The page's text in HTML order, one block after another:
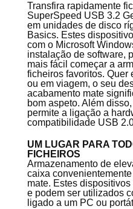
Transfira rapidamente
SuperSpeed USB 3.2
em unidades de disco
Basics. Estes
com o Microsoft
instalação de software,
mais fácil começar a
ficheiros favoritos. Quer
ou em viagem, o seu
acabamento mate
bom aspeto. Além
permite a ligação a
compatibilidade USB
UM LUGAR PARA
FICHEIROS
Armazenamento de
caixa
mate. Estes
e podem ser utilizados
ligado a um PC ou